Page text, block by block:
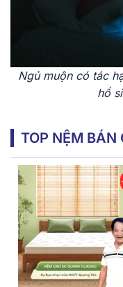
Ngủ muộn có tác
hồ
TOP NỆM